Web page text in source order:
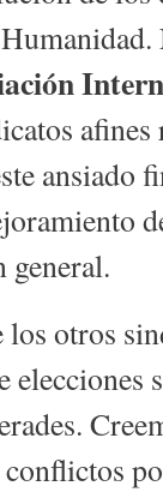
ansiado
general.
otros